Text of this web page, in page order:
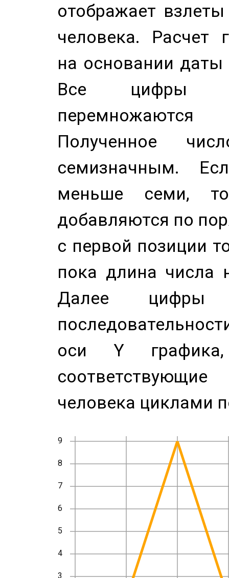
отображает
человека. Расчет
на основании
Все цифры
Полученное
семизначным.
меньше семи,
добавляются по
с первой позиции
пока длина числа
Далее цифры
оси Y
человека циклами